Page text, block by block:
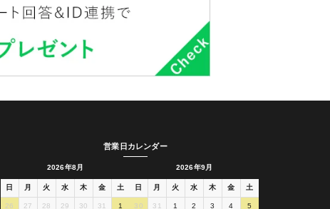
営業日カレンダー
2026年8月
日 月 火 水 木 金 土
26 27 28 29 30 31 1
2026年9月
日 月 火 水 木 金 土
30 31 1 2 3 4 5